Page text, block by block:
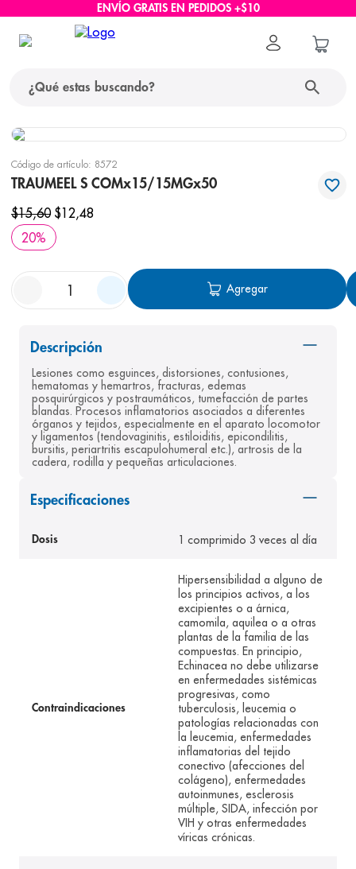
ENVÍO GRATIS EN PEDIDOS +$10
Código de artículo: 8572
TRAUMEEL S COMx15/15MGx50
$15,60 $12,48
20%
Agregar
Descripción
Lesiones como esguinces, distorsiones, contusiones,
hematomas y hemartros, fracturas, edemas
posquirúrgicos y postraumáticos, tumefacción de partes
blandas. Procesos inflamatorios asociados a diferentes
órganos y tejidos, especialmente en el aparato locomotor
y ligamentos (tendovaginitis, estiloiditis, epicondilitis,
bursitis, periartritis escapulohumeral etc.), artrosis de la
cadera, rodilla y pequeñas articulaciones.
Especificaciones
Dosis 1 comprimido 3 veces al día
Contraindicaciones
Hipersensibilidad a alguno de
los principios activos, a los
excipientes o a árnica,
camomila, aquilea o a otras
plantas de la familia de las
compuestas. En principio,
Echinacea no debe utilizarse
en enfermedades sistémicas
progresivas, como
tuberculosis, leucemia o
patologías relacionadas con
la leucemia, enfermedades
inflamatorias del tejido
conectivo (afecciones del
colágeno), enfermedades
autoinmunes, esclerosis
múltiple, SIDA, infección por
VIH y otras enfermedades
víricas crónicas.
términos más buscados
1. protector solar
2. pañales
3. eucerin
nivea
7. bioderma
8. pediasure
9. panolini
10.prueba embarazo